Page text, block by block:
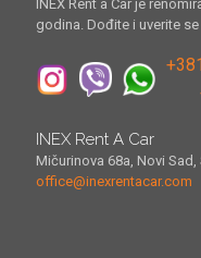
INEX Rent a Car je
godina. Dođite i uverite
INEX Rent A Car
Mičurinova 68a, Novi Sad,
office@inexrentacar.com